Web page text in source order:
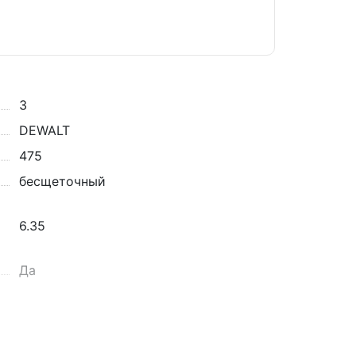
3
DEWALT
475
бесщеточный
6.35
Да